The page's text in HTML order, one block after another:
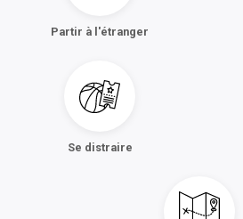
Partir à l'étranger
Se distraire